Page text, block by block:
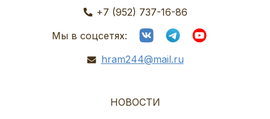
+7 (952) 737-16-86
Мы в соцсетях:
hram244@mail.ru
НОВОСТИ